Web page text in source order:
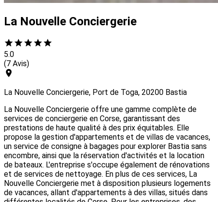
La Nouvelle Conciergerie
5.0
(7 Avis)
La Nouvelle Conciergerie, Port de Toga, 20200 Bastia
La Nouvelle Conciergerie offre une gamme complète de
services de conciergerie en Corse, garantissant des
prestations de haute qualité à des prix équitables. Elle
propose la gestion d'appartements et de villas de vacances,
un service de consigne à bagages pour explorer Bastia sans
encombre, ainsi que la réservation d'activités et la location
de bateaux. L'entreprise s'occupe également de rénovations
et de services de nettoyage. En plus de ces services, La
Nouvelle Conciergerie met à disposition plusieurs logements
de vacances, allant d'appartements à des villas, situés dans